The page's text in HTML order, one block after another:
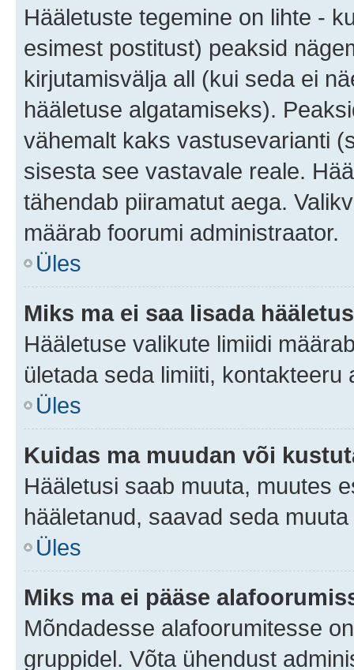
Hääletuste tegemine on lihte -
esimest postitust) peaksid
kirjutamisvälja all (kui seda ei
hääletuse algatamiseks).
vähemalt kaks vastusevarianti
sisesta see vastavale reale.
tähendab piiramatut aega.
määrab foorumi administraator.
Üles
Miks ma ei saa lisada
Hääletuse valikute limiidi
ületada seda limiiti, kontakteeru
Üles
Kuidas ma muudan või
Hääletusi saab muuta, muutes
hääletanud, saavad seda
Üles
Miks ma ei pääse
Mõndadesse alafoorumitesse
gruppidel. Võta ühendust